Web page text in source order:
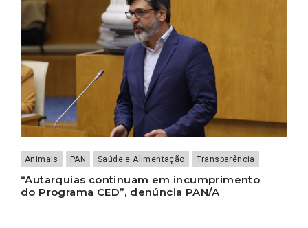
Animais PAN Saúde e Alimentação Transparência
“Autarquias continuam em incumprimento
do Programa CED”, denúncia PAN/A